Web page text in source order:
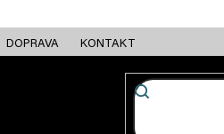
DOPRAVA KONTAKT